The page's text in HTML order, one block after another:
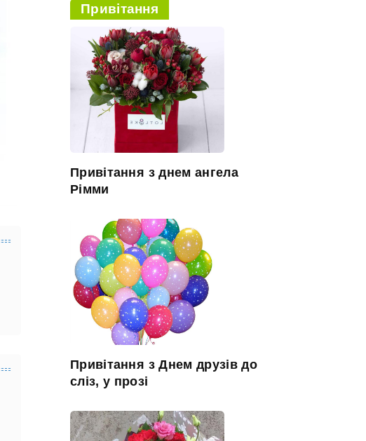
Привітання
Привітання з днем ангела
Рімми
Привітання з Днем друзів до
сліз, у прозі